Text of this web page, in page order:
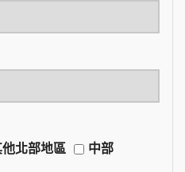
北部地區
中部